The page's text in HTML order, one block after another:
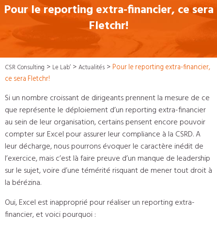
Pour le reporting extra-financier, ce sera
Fletchr!
CSR Consulting > Le Lab’ >Actualités > Pour le reporting extra-financier,
ce sera Fletchr!
Si un nombre croissant de dirigeants prennent la mesure de ce
que représente le déploiement d’un reporting extra-financier
au sein de leur organisation, certains pensent encore pouvoir
compter sur Excel pour assurer leur compliance à la CSRD. A
leur décharge, nous pourrons évoquer le caractère inédit de
l’exercice, mais c’est là faire preuve d’un manque de leadership
sur le sujet, voire d’une témérité risquant de mener tout droit à
la bérézina.
Oui, Excel est inapproprié pour réaliser un reporting extra-
financier, et voici pourquoi :